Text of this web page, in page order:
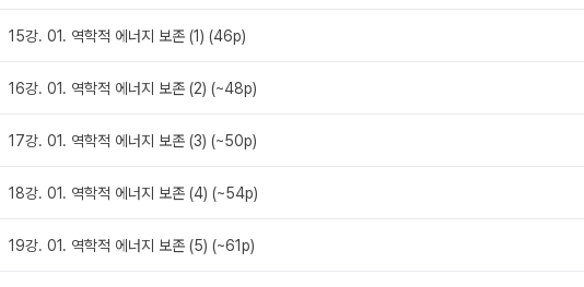
15강. 01. 역학적 에너지 보존 (1) (46p)
16강. 01. 역학적 에너지 보존 (2) (~48p)
17강. 01. 역학적 에너지 보존 (3) (~50p)
18강. 01. 역학적 에너지 보존 (4) (~54p)
19강. 01. 역학적 에너지 보존 (5) (~61p)